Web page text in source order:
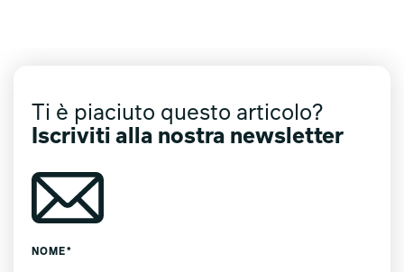
Ti è piaciuto questo articolo?
Iscriviti alla nostra newsletter
NOME*